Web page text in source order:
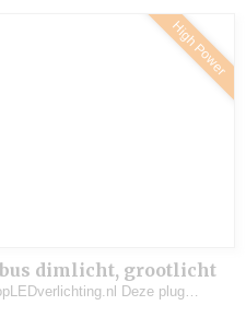
High Power
dimlicht, grootlicht
Deze plug…